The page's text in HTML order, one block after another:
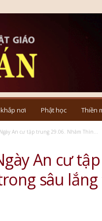
nơi Phật học Thiền
An cư tập trung 29.06. Nhâm Thìn...
An cư
sâu